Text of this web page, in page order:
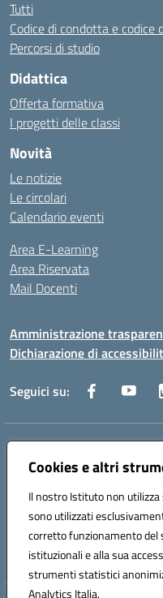
Cookies e altri
Il nostro Istituto non
sono utilizzati
corretto funzionamento del
istituzionali e alla sua
strumenti statistici
Analytics Italia.
Tutti
Codice di condotta e codice
Percorsi di studio
Didattica
Offerta formativa
I progetti delle classi
Novità
Le notizie
Le circolari
Calendario eventi
Area E-Learning
Area Riservata
Mail Docenti
Amministrazione
Dichiarazione di
Seguici su:
Indirizzo:
Centralino:0885 417864
Codice fiscale: 90043150714
Codice meccanografico:
Codice Indice delle Pubbliche